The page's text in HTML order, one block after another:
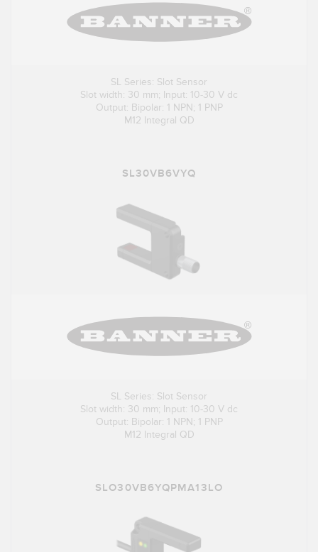
SL Series: Slot Sensor
Slot width: 30 mm; Input: 10-30 V dc
Output: Bipolar: 1 NPN; 1 PNP
M12 Integral QD
SL30VB6VYQ
SL Series: Slot Sensor
Slot width: 30 mm; Input: 10-30 V dc
Output: Bipolar: 1 NPN; 1 PNP
M12 Integral QD
SLO30VB6YQPMA13LO